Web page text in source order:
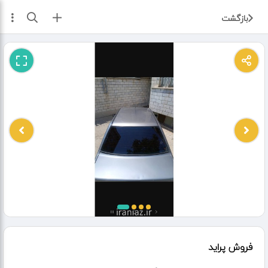
بازگشت ثبت آگهی
فروش پراید